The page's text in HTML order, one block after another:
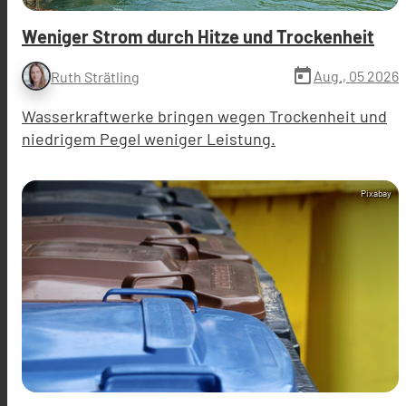
Weniger Strom durch Hitze und Trockenheit
Ruth Strätling today Aug., 05 2026
Wasserkraftwerke bringen wegen Trockenheit und
niedrigem Pegel weniger Leistung.
Pixabay